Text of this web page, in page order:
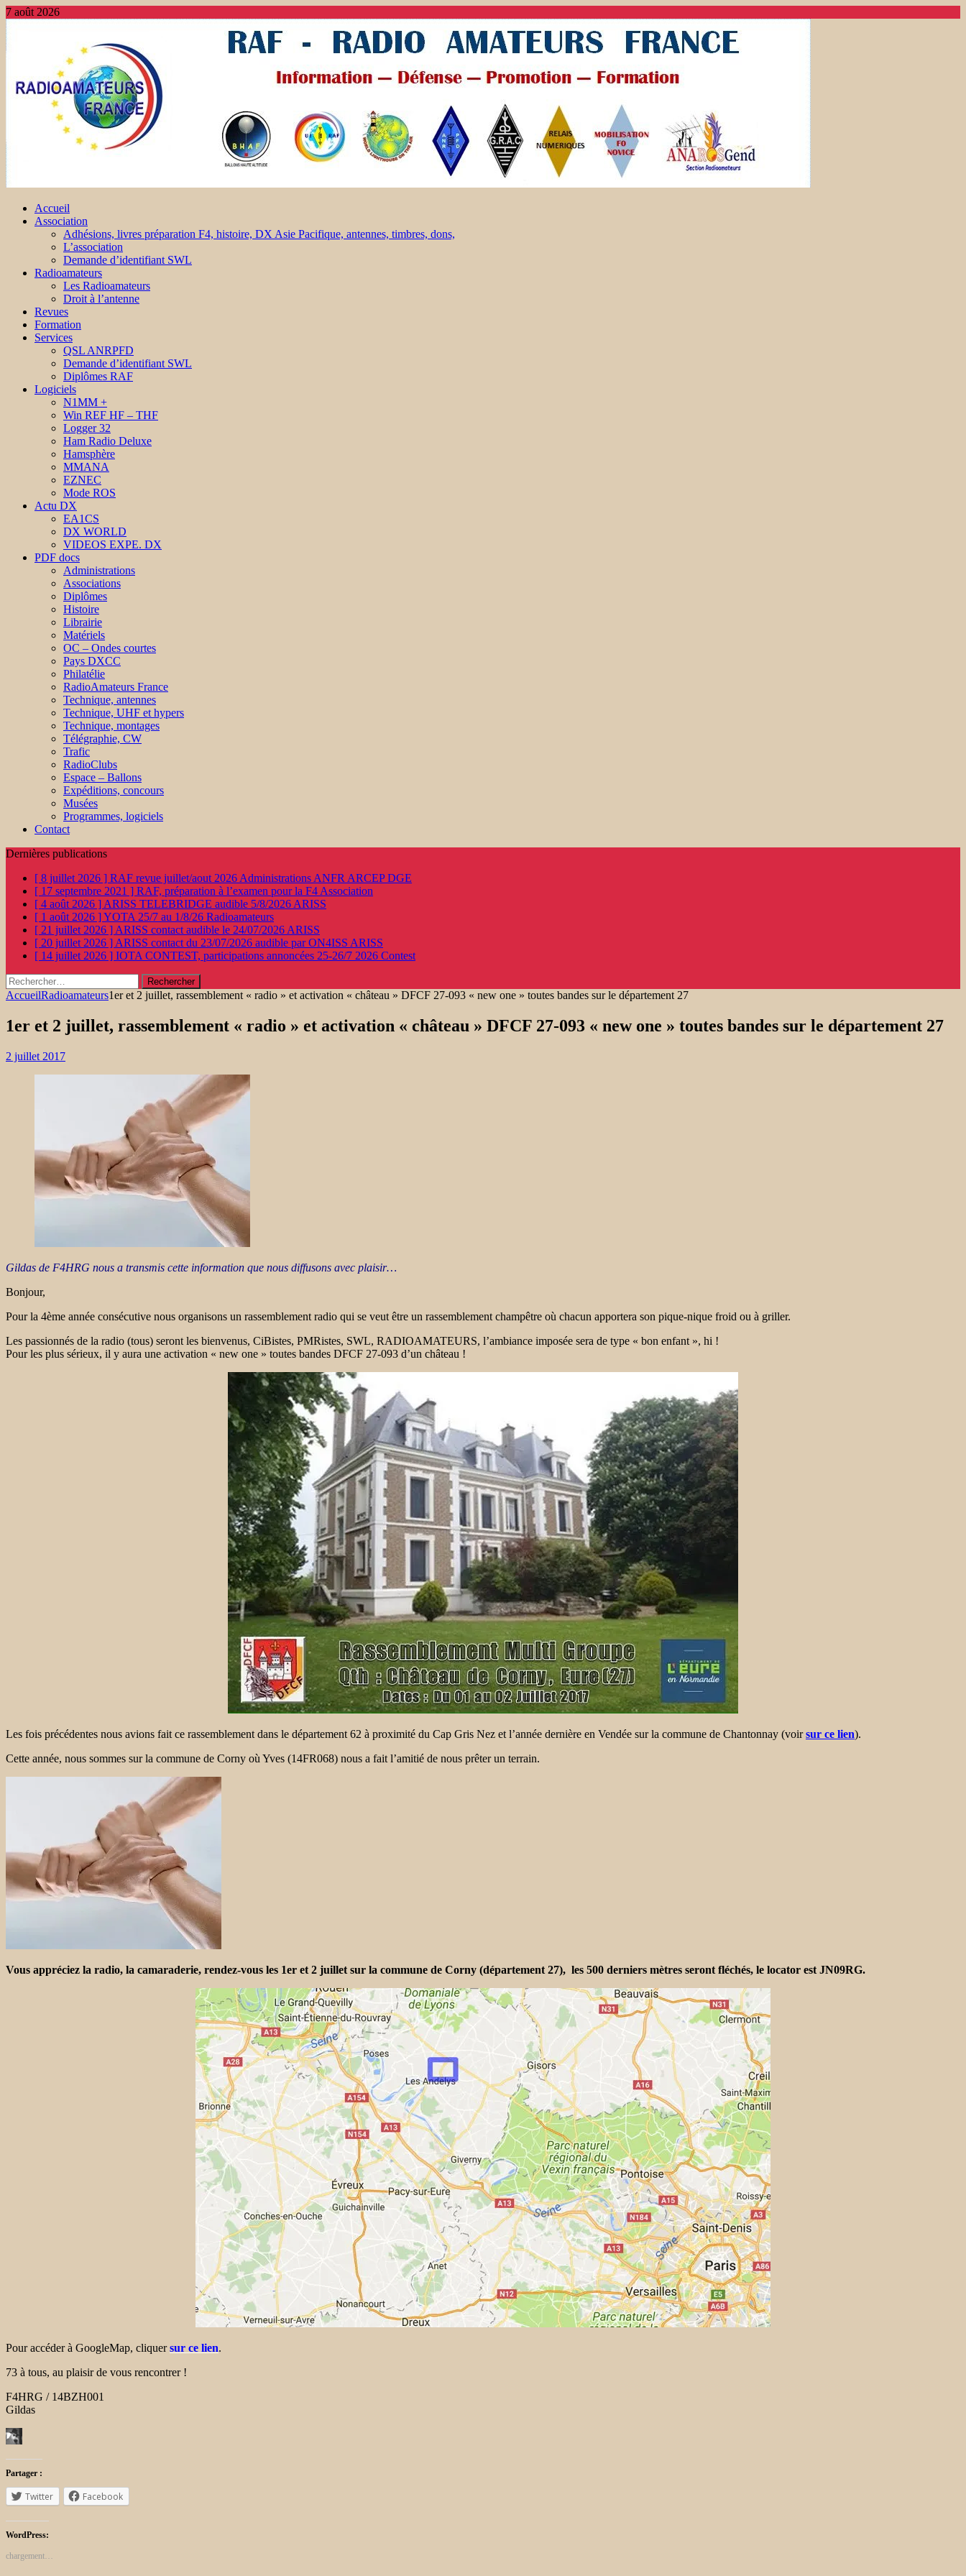
7 août 2026
Accueil
Association
Adhésions, livres préparation F4, histoire, DX Asie Pacifique, antennes, timbres, dons,
L’association
Demande d’identifiant SWL
Radioamateurs
Les Radioamateurs
Droit à l’antenne
Revues
Formation
Services
QSL ANRPFD
Demande d’identifiant SWL
Diplômes RAF
Logiciels
N1MM +
Win REF HF – THF
Logger 32
Ham Radio Deluxe
Hamsphère
MMANA
EZNEC
Mode ROS
Actu DX
EA1CS
DX WORLD
VIDEOS EXPE. DX
PDF docs
Administrations
Associations
Diplômes
Histoire
Librairie
Matériels
OC – Ondes courtes
Pays DXCC
Philatélie
RadioAmateurs France
Technique, antennes
Technique, UHF et hypers
Technique, montages
Télégraphie, CW
Trafic
RadioClubs
Espace – Ballons
Expéditions, concours
Musées
Programmes, logiciels
Contact
Dernières publications
[ 8 juillet 2026 ] RAF revue juillet/aout 2026 Administrations ANFR ARCEP DGE
[ 17 septembre 2021 ] RAF, préparation à l’examen pour la F4 Association
[ 4 août 2026 ] ARISS TELEBRIDGE audible 5/8/2026 ARISS
[ 1 août 2026 ]YOTA 25/7 au 1/8/26 Radioamateurs
[ 21 juillet 2026 ] ARISS contact audible le 24/07/2026 ARISS
[ 20 juillet 2026 ] ARISS contact du 23/07/2026 audible par ON4ISS ARISS
[ 14 juillet 2026 ] IOTA CONTEST, participations annoncées 25-26/7 2026 Contest
Rechercher :
AccueilRadioamateurs1er et 2 juillet, rassemblement « radio » et activation « château » DFCF 27-093 « new one » toutes bandes sur le département 27
1er et 2 juillet, rassemblement « radio » et activation « château » DFCF 27-093 « new one » toutes bandes sur le département 27
2 juillet 2017
Gildas de F4HRG nous a transmis cette information que nous diffusons avec plaisir…
Bonjour,
Pour la 4ème année consécutive nous organisons un rassemblement radio qui se veut être un rassemblement champêtre où chacun apportera son pique-nique froid ou à griller.
Les passionnés de la radio (tous) seront les bienvenus, CiBistes, PMRistes, SWL, RADIOAMATEURS, l’ambiance imposée sera de type « bon enfant », hi !
Pour les plus sérieux, il y aura une activation « new one » toutes bandes DFCF 27-093 d’un château !
Les fois précédentes nous avions fait ce rassemblement dans le département 62 à proximité du Cap Gris Nez et l’année dernière en Vendée sur la commune de Chantonnay (voirsur ce lien).
Cette année, nous sommes sur la commune de Corny où Yves (14FR068) nous a fait l’amitié de nous prêter un terrain.
Vous appréciez la radio, la camaraderie, rendez-vous les 1er et 2 juillet sur la commune de Corny (département 27), les 500 derniers mètres seront fléchés, le locator est JN09RG.
Pour accéder à GoogleMap, cliquersur ce lien.
73 à tous, au plaisir de vous rencontrer !
F4HRG / 14BZH001
Gildas
Partager :
Twitter Facebook
WordPress:
chargement…